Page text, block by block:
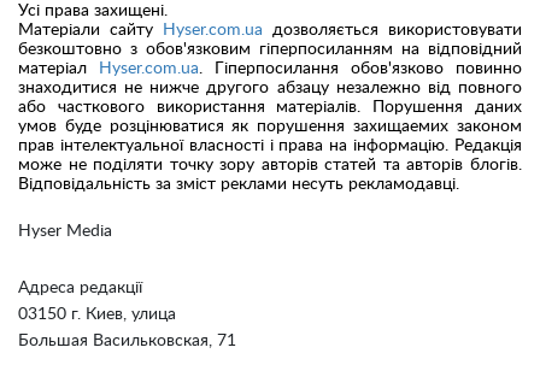
Hyser Media
Адреса редакції
03150 г. Киев, улица
Большая Васильковская, 71
Усі права захищені.
Матеріали сайту
Hyser.com.ua дозволяється використовувати
безкоштовно з обов'язковим гіперпосиланням на відповідний
матеріал
Hyser.com.ua . Гіперпосилання обов'язково повинно
знаходитися не нижче другого абзацу незалежно від повного
або часткового використання матеріалів. Порушення даних
умов буде розцінюватися як порушення захищаемих законом
прав інтелектуальної власності і права на інформацію. Редакція
може не поділяти точку зору авторів статей та авторів блогів.
Відповідальність за зміст реклами несуть рекламодавці.